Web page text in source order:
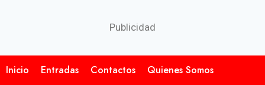
Publicidad
Inicio Entradas Contactos Quienes Somos